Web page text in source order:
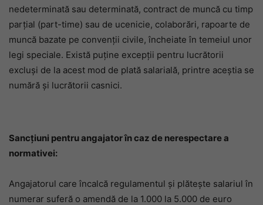
nedeterminată sau determinată, contract de muncă cu timp
parțial (part-time) sau de ucenicie, colaborări, rapoarte de
muncă bazate pe convenții civile, încheiate în temeiul unor
legi speciale. Există puține excepții pentru lucrătorii
excluși de la acest mod de plată salarială, printre aceștia se
numără și lucrătorii casnici.
Sancțiuni pentru angajator în caz de nerespectare a
normativei:
Angajatorul care încalcă regulamentul și plătește salariul în
numerar suferă o amendă de la 1.000 la 5.000 de euro